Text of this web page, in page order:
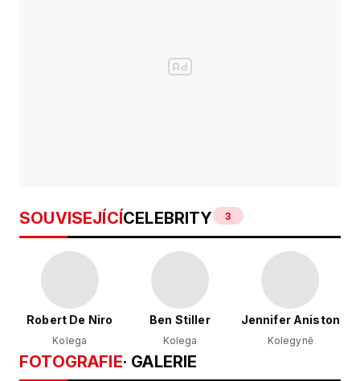
SOUVISEJÍCÍCELEBRITY 3
Robert De Niro
Kolega
Ben Stiller
Kolega
Jennifer Aniston
Kolegyně
FOTOGRAFIE· GALERIE